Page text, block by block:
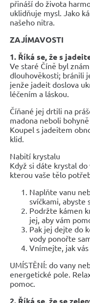
přináší do života
uklidňuje mysl. Jako
našeho nitra.
ZAJÍMAVOSTI
1. Říká se, že s
Ve staré Číně byl
dlouhověkosti; bránili
jenže jadeit doslova
léčením a láskou.
Číňané jej drtili na
madona neboli
Koupel s jadeitem
klid.
Nabití krystalu
Když si dáte krystal
kterou vaše tělo
Naplňte vanu
svíčkami, abyste
Podržte kámen
jej, aby vám
Pak jej dejte do
vody ponořte
Vnímejte, jak
UMÍSTĚNÍ: do vany
energetické pole.
pomoc.
2. Říká se, že se